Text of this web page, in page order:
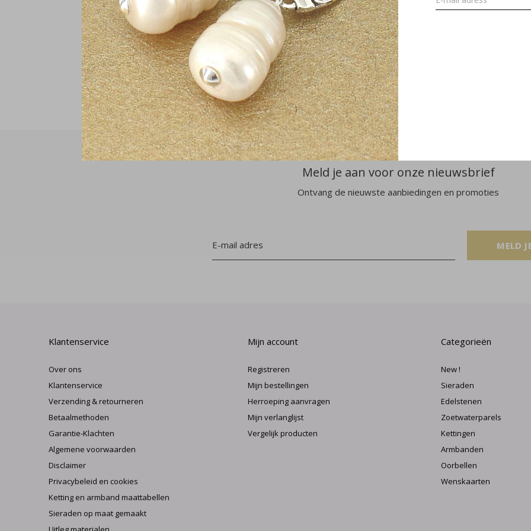
Meld je aan voor onze nieuwsbrief
Ontvang de nieuwste aanbiedingen en promoties
MELD
Klantenservice
Over ons
Klantenservice
Verzending & retourneren
Betaalmethoden
Garantie-Klachten
Algemene voorwaarden
Disclaimer
Privacybeleid en cookies
Ketting en armband maattabellen
Sieraden op maat gemaakt
Mijn account
Registreren
Mijn bestellingen
Herroeping aanvragen
Mijn verlanglijst
Vergelijk producten
Categorieën
New !
Sieraden
Edelstenen
Zoetwaterparels
Kettingen
Armbanden
Oorbellen
Wenskaarten